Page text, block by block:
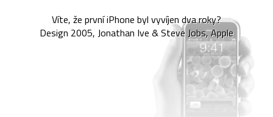
Víte, že první iPhone byl vyvíjen dva roky?
Design 2005, Jonathan Ive & Steve Jobs, Apple